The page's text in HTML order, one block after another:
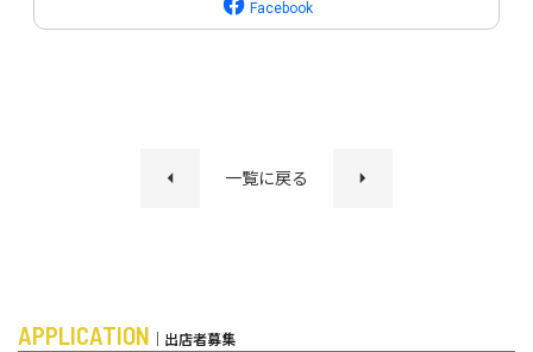
Facebook
一覧に戻る
APPLICATION ｜出店者募集